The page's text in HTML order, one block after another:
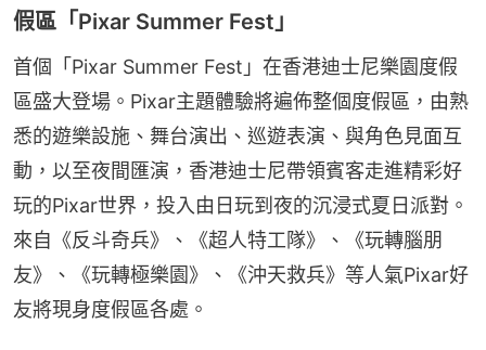
假區「Pixar Summer Fest」
首個「Pixar Summer Fest」在香港迪士尼樂園度假
區盛大登場。Pixar主題體驗將遍佈整個度假區，由熟
悉的遊樂設施、舞台演出、巡遊表演、與角色見面互
動，以至夜間匯演，香港迪士尼帶領賓客走進精彩好
玩的Pixar世界，投入由日玩到夜的沉浸式夏日派對。
來自《反斗奇兵》、《超人特工隊》、《玩轉腦朋
友》、《玩轉極樂園》、《沖天救兵》等人氣Pixar好
友將現身度假區各處。